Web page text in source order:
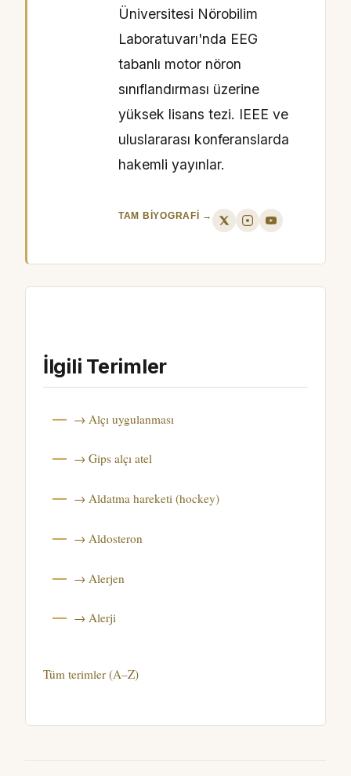
Üniversitesi Nörobilim
Laboratuvarı'nda EEG
tabanlı motor nöron
sınıflandırması üzerine
yüksek lisans tezi. IEEE ve
uluslararası konferanslarda
hakemli yayınlar.
TAM BIYOGRAFI →
İlgili Terimler
→ Alçı uygulanması
→ Gips alçı atel
→ Aldatma hareketi (hockey)
→ Aldosteron
→ Alerjen
→ Alerji
Tüm terimler (A–Z)